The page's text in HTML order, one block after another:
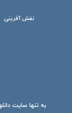
نقش آفرینی
به تنها سایت